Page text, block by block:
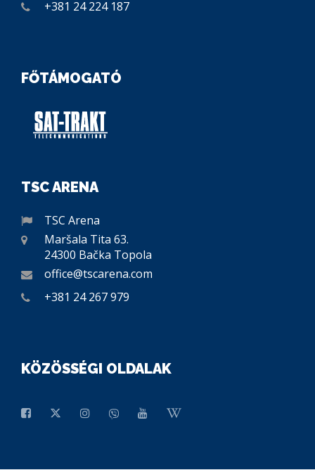
+381 24 224 187
FŐTÁMOGATÓ
TSC ARENA
TSC Arena
Maršala Tita 63.
24300 Bačka Topola
office@tscarena.com
+381 24 267 979
KÖZÖSSÉGI OLDALAK